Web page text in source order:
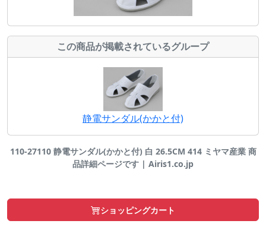
この商品が掲載されているグループ
静電サンダル(かかと付)
110-27110 静電サンダル(かかと付) 白 26.5CM 414 ミヤマ産業 商
品詳細ページです | Airis1.co.jp
ショッピングカート